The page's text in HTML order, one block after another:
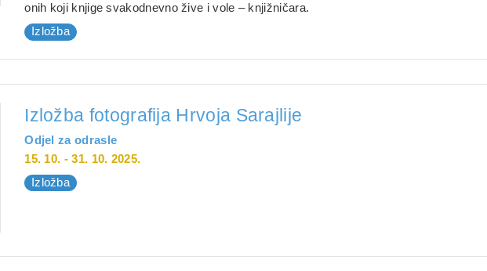
onih koji knjige svakodnevno žive i vole – knjižničara.
Izložba
Izložba fotografija Hrvoja Sarajlije
Odjel za odrasle
15. 10. - 31. 10. 2025.
Izložba